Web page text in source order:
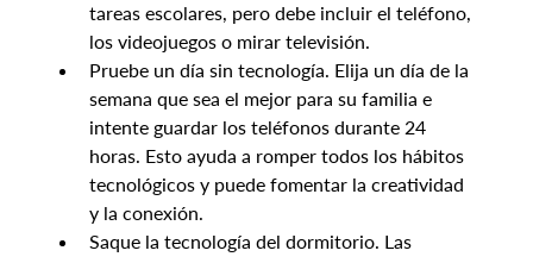
tareas escolares, pero debe incluir el teléfono,
los videojuegos o mirar televisión.
Pruebe un día sin tecnología. Elija un día de la
semana que sea el mejor para su familia e
intente guardar los teléfonos durante 24
horas. Esto ayuda a romper todos los hábitos
tecnológicos y puede fomentar la creatividad
y la conexión.
Saque la tecnología del dormitorio. Las